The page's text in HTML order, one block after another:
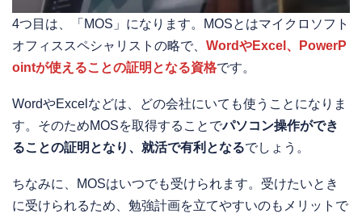
4つ目は、「MOS」になります。MOSとはマイクロソフト
オフィススペシャリストの略で、 WordやExcel、PowerP
ointが使えることの証明となる資格です。
WordやExcelなどは、どの会社にいても使うことになりま
す。そのためMOSを取得することでパソコン操作ができ
ることの証明となり、就活で有利となるでしょう。
ちなみに、MOSはいつでも受けられます。受けたいとき
に受けられるため、勉強計画を立てやすいのもメリットで